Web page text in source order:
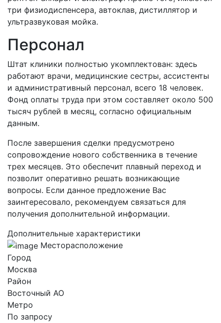
три физиодиспенсера, автоклав, дистиллятор и
ультразвуковая мойка.
Персонал
Штат клиники полностью укомплектован: здесь
работают врачи, медицинские сестры, ассистенты
и административный персонал, всего 18 человек.
Фонд оплаты труда при этом составляет около 500
тысяч рублей в месяц, согласно официальным
данным.
После завершения сделки предусмотрено
сопровождение нового собственника в течение
трех месяцев. Это обеспечит плавный переход и
позволит оперативно решать возникающие
вопросы. Если данное предложение Вас
заинтересовало, рекомендуем связаться для
получения дополнительной информации.
Дополнительные характеристики
Месторасположение
Город
Москва
Район
Восточный AO
Метро
По запросу